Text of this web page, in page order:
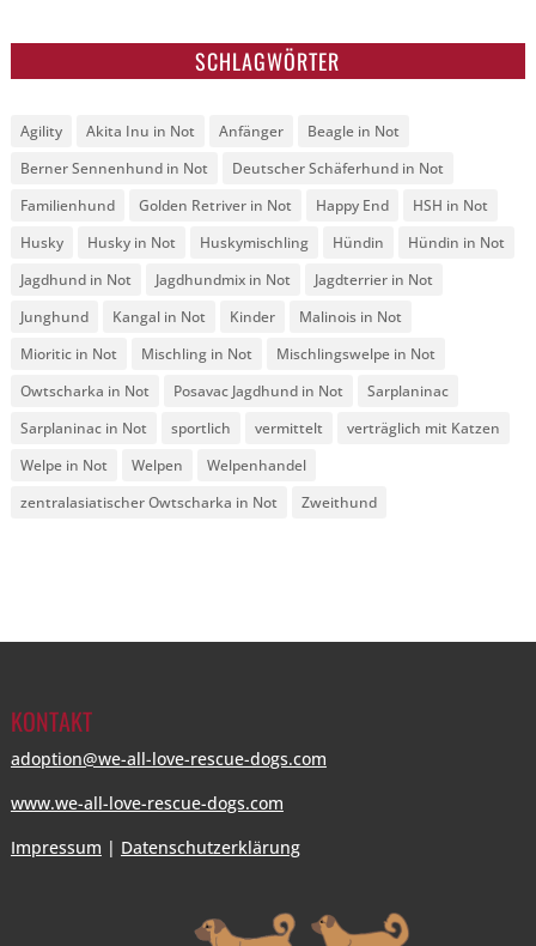
SCHLAGWÖRTER
Agility Akita Inu in Not Anfänger
Beagle in Not
Berner Sennenhund in Not
Deutscher Schäferhund in Not
Familienhund
Golden Retriver in Not Happy End
HSH in Not
Husky
Husky in Not Huskymischling Hündin
Hündin in Not
Jagdhund in Not
Jagdhundmix in Not
Jagdterrier in Not
Junghund
Kangal in Not Kinder
Malinois in Not
Mioritic in Not
Mischling in Not
Mischlingswelpe in Not
Owtscharka in Not
Posavac Jagdhund in Not
Sarplaninac
Sarplaninac in Not
sportlich vermittelt
verträglich mit Katzen
Welpe in Not
Welpen
Welpenhandel
zentralasiatischer Owtscharka in Not
Zweithund
KONTAKT
adoption@we-all-love-rescue-dogs.com
www.we-all-love-rescue-dogs.com
Impressum | Datenschutzerklärung